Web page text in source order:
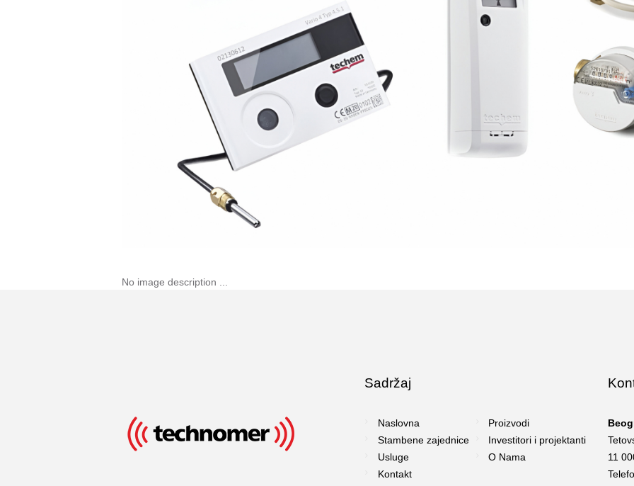
No image description ...
Sadržaj
Naslovna
Proizvodi
Stambene zajednice
Investitori i projektanti
Usluge
O Nama
Kontakt
11